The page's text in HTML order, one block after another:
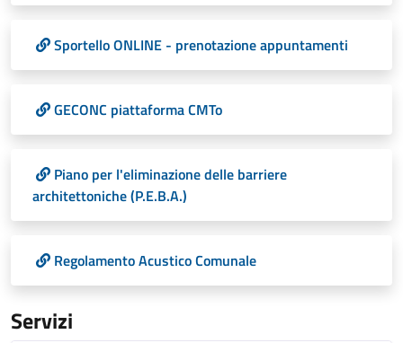
Sportello ONLINE - prenotazione appuntamenti
GECONC piattaforma CMTo
Piano per l'eliminazione delle barriere
architettoniche (P.E.B.A.)
Regolamento Acustico Comunale
Servizi